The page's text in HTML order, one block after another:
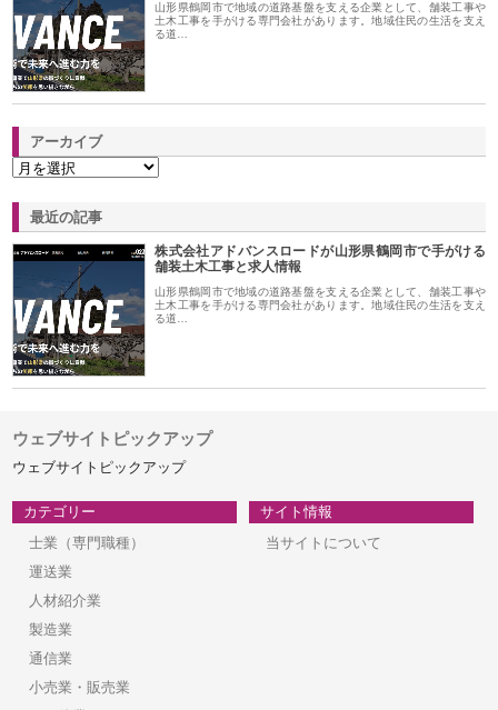
山形県鶴岡市で地域の道路基盤を支える企業として、舗装工事や
土木工事を手がける専門会社があります。地域住民の生活を支え
る道…
アーカイブ
最近の記事
株式会社アドバンスロードが山形県鶴岡市で手がける
舗装土木工事と求人情報
山形県鶴岡市で地域の道路基盤を支える企業として、舗装工事や
土木工事を手がける専門会社があります。地域住民の生活を支え
る道…
ウェブサイトピックアップ
ウェブサイトピックアップ
カテゴリー
士業（専門職種）
運送業
人材紹介業
製造業
通信業
小売業・販売業
サイト情報
当サイトについて